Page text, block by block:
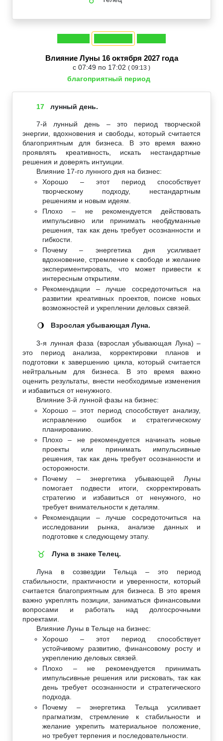
Влияние Луны 16 октября 2027 года
с 07:49 по 17:02 ( 09:13 )
благоприятный период
17 лунный день.
7-й лунный день – это период творческой
энергии, вдохновения и свободы, который считается
благоприятным для бизнеса. В это время важно
проявлять креативность, искать нестандартные
решения и доверять интуиции.
Влияние 17-го лунного дня на бизнес:
Хорошо – этот период способствует
творческому подходу, нестандартным
решениям и новым идеям.
Плохо – не рекомендуется действовать
импульсивно или принимать необдуманные
решения, так как день требует осознанности и
гибкости.
Почему – энергетика дня усиливает
вдохновение, стремление к свободе и желание
экспериментировать, что может привести к
интересным открытиям.
Рекомендации – лучше сосредоточиться на
развитии креативных проектов, поиске новых
возможностей и укреплении деловых связей.
🌖 Взрослая убывающая Луна.
3-я лунная фаза (взрослая убывающая Луна) –
это период анализа, корректировки планов и
подготовки к завершению цикла, который считается
нейтральным для бизнеса. В это время важно
оценить результаты, внести необходимые изменения
и избавиться от ненужного.
Влияние 3-й лунной фазы на бизнес:
Хорошо – этот период способствует анализу,
исправлению ошибок и стратегическому
планированию.
Плохо – не рекомендуется начинать новые
проекты или принимать импульсивные
решения, так как день требует осознанности и
осторожности.
Почему – энергетика убывающей Луны
помогает подвести итоги, скорректировать
стратегию и избавиться от ненужного, но
требует внимательности к деталям.
Рекомендации – лучше сосредоточиться на
исследовании рынка, анализе данных и
подготовке к следующему этапу.
♉ Луна в знаке Телец.
Луна в созвездии Тельца – это период
стабильности, практичности и уверенности, который
считается благоприятным для бизнеса. В это время
важно укреплять позиции, заниматься финансовыми
вопросами и работать над долгосрочными
проектами.
Влияние Луны в Тельце на бизнес:
Хорошо – этот период способствует
устойчивому развитию, финансовому росту и
укреплению деловых связей.
Плохо – не рекомендуется принимать
импульсивные решения или рисковать, так как
день требует осознанности и стратегического
подхода.
Почему – энергетика Тельца усиливает
прагматизм, стремление к стабильности и
желание укрепить материальное положение,
но требует терпения и последовательности.